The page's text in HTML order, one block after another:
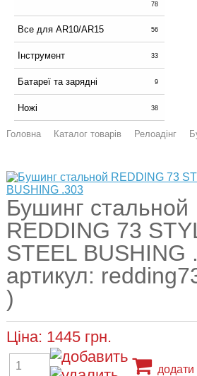
78
Все для AR10/AR15 56
Інструмент 33
Батареї та зарядні 9
Ножі 38
Головна Каталог товарів Релоадінг
Бушинг стальной
REDDING 73
STEEL BUSHING
артикул:
)
Ціна: 1445 грн.